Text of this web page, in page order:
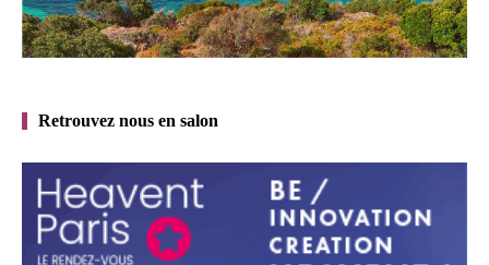
Retrouvez nous en salon